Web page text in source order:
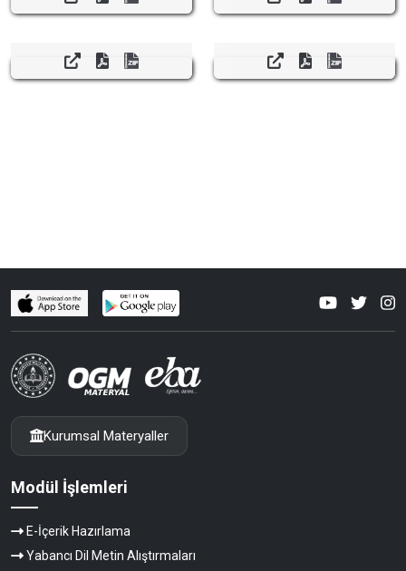
Kurumsal Materyaller
Modül İşlemleri
E-İçerik Hazırlama
Yabancı Dil Metin Alıştırmaları